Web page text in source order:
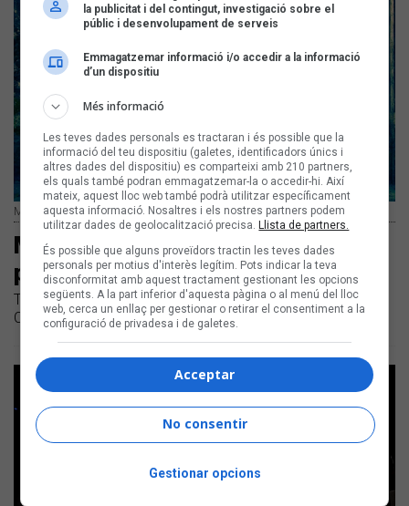
Mario Muñoz | Arxiu de l'artista
Mario Muñoz és el protagonista del
programa del Sona9 a iCat
També hi podrem sentir grups emergents com Gebre, Les
Cruet o Mama Dousha
la publicitat i del contingut, investigació sobre el
públic i desenvolupament de serveis
Emmagatzemar informació i/o accedir a la informació
d’un dispositiu
Més informació
Les teves dades personals es tractaran i és possible que la
informació del teu dispositiu (galetes, identificadors únics i
altres dades del dispositiu) es comparteixi amb 210 partners,
els quals també podran emmagatzemar-la o accedir-hi. Així
mateix, aquest lloc web també podrà utilitzar específicament
aquesta informació. Nosaltres i els nostres partners podem
utilitzar dades de geolocalització precisa.Llista de partners.
És possible que alguns proveïdors tractin les teves dades
personals per motius d'interès legítim. Pots indicar la teva
disconformitat amb aquest tractament gestionant les opcions
següents. A la part inferior d'aquesta pàgina o al menú del lloc
web, cerca un enllaç per gestionar o retirar el consentiment a la
configuració de privadesa i de galetes.
Acceptar
No consentir
Gestionar opcions